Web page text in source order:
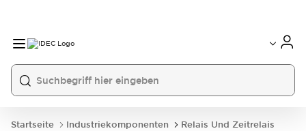
Startseite Industriekomponenten
Relais Und Zeitrelais